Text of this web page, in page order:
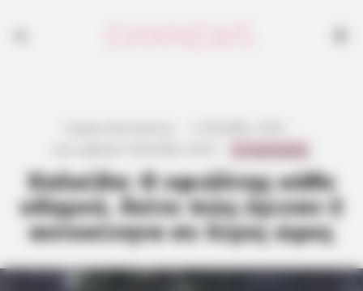
Χαλκίδα: Ο εφιάλτης κάθε
οδηγού, δείτε πώς έγιναν 2
αυτοκίνητα σε λίγες ώρες